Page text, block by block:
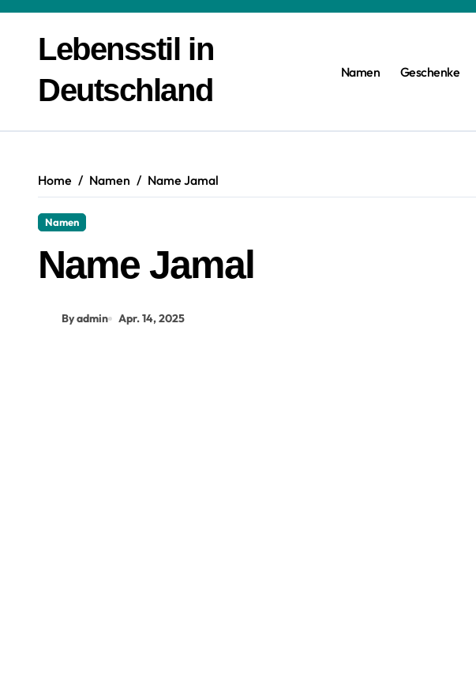
springenLebensstil in
Deutschland
Namen Geschenke
Home Namen Name Jamal
Namen
Name Jamal
By admin Apr. 14, 2025